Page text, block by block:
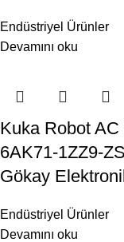
Endüstriyel Ürünler
Devamını oku
Kuka Robot
6AK71-1ZZ9-
Gökay
Endüstriyel Ürünler
Devamını oku